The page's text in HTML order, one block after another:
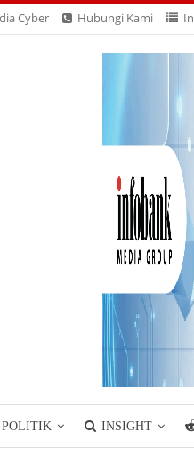
Cyber Hubungi Kami
POLITIK INSIGHT